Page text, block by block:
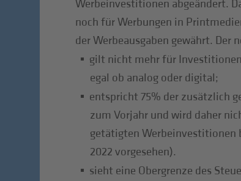
Werbeinvestitionen abgeändert.
noch für Werbungen in
der Werbeausgaben gewährt. Der
gilt nicht mehr für
egal ob analog oder digital;
entspricht 75% der zusätzlich
zum Vorjahr und wird daher
getätigten Werbeinvestitionen
2022 vorgesehen).
sieht eine Obergrenze des